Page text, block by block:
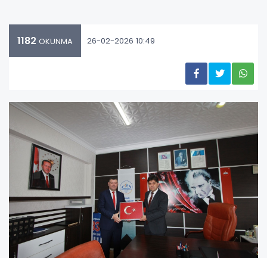
1182 OKUNMA 26-02-2026 10:49